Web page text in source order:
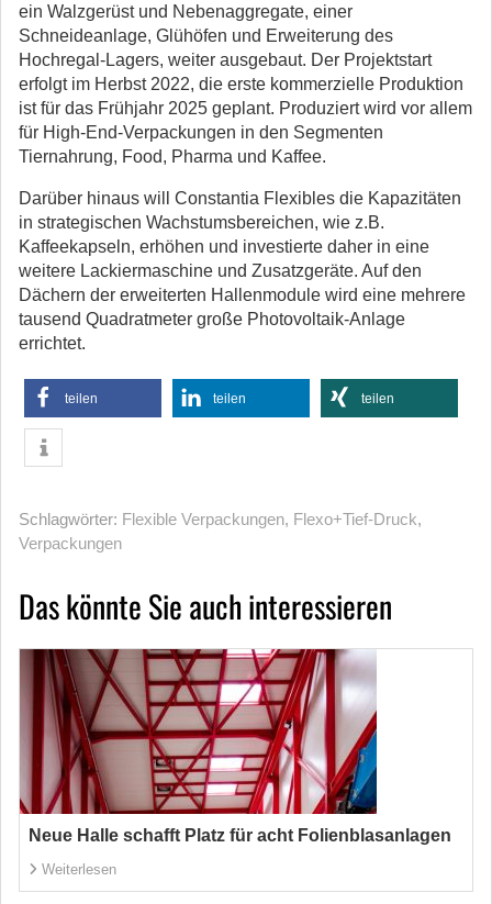
ein Walzgerüst und Nebenaggregate, einer
Schneideanlage, Glühöfen und Erweiterung des
Hochregal-Lagers, weiter ausgebaut. Der Projektstart
erfolgt im Herbst 2022, die erste kommerzielle Produktion
ist für das Frühjahr 2025 geplant. Produziert wird vor allem
für High-End-Verpackungen in den Segmenten
Tiernahrung, Food, Pharma und Kaffee.
Darüber hinaus will Constantia Flexibles die Kapazitäten
in strategischen Wachstumsbereichen, wie z.B.
Kaffeekapseln, erhöhen und investierte daher in eine
weitere Lackiermaschine und Zusatzgeräte. Auf den
Dächern der erweiterten Hallenmodule wird eine mehrere
tausend Quadratmeter große Photovoltaik-Anlage
errichtet.
teilen teilen teilen
Schlagwörter: Flexible Verpackungen, Flexo+Tief-Druck,
Verpackungen
Das könnte Sie auch interessieren
Neue Halle schafft Platz für acht Folienblasanlagen
Weiterlesen